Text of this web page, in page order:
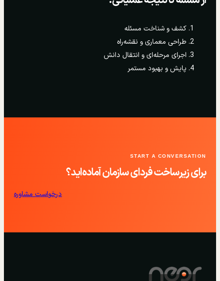
کشف و شناخت مسئله
طراحی معماری و نقشه‌راه
اجرای مرحله‌ای و انتقال دانش
پایش و بهبود مستمر
START A CONVERSATION
برای زیرساخت فردای سازمان آماده‌اید؟
درخواست مشاوره